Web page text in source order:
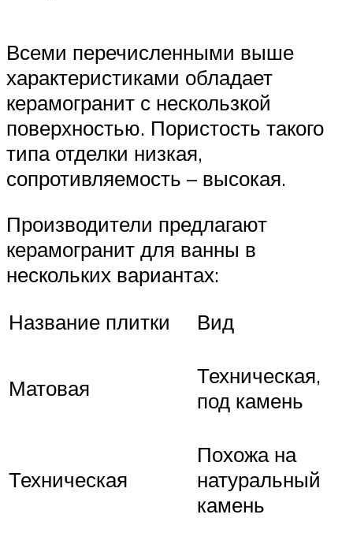
Всеми перечисленными выше
характеристиками обладает
керамогранит с нескользкой
поверхностью. Пористость такого
типа отделки низкая,
сопротивляемость – высокая.
Производители предлагают
керамогранит для ванны в
нескольких вариантах:
Название плитки
Вид
Матовая
Техническая,
под камень
Техническая
Похожа на
натуральный
камень